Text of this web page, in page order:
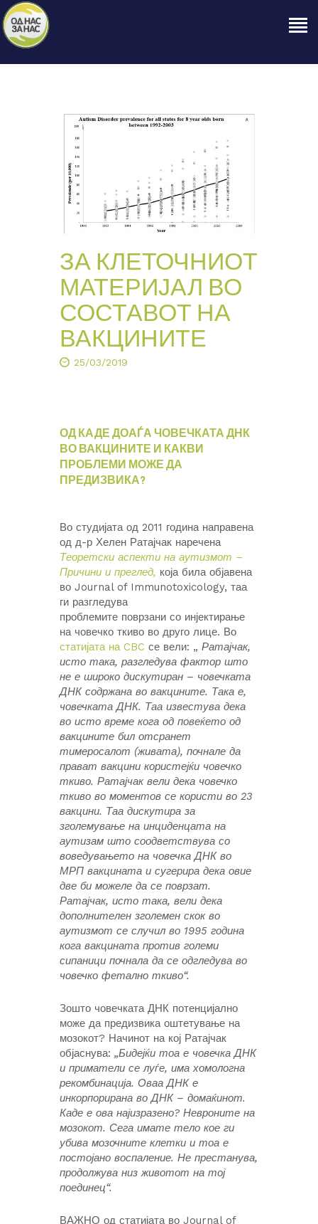
ЗА НАС
НАШЕ ПРАВО
ОБЈАВИ
ПРОЕКТИ
КОНТАКТ
ЗА КЛЕТОЧНИОТ
МАТЕРИЈАЛ ВО
СОСТАВОТ НА
ВАКЦИНИТЕ
25/03/2019
ОД КАДЕ ДОАЃА ЧОВЕЧКАТА ДНК
ВО ВАКЦИНИТЕ И КАКВИ
ПРОБЛЕМИ МОЖЕ ДА
ПРЕДИЗВИКА?
Во студијата од 2011 година направена
од д-р Хелен Ратајчак наречена
Теоретски аспекти на аутизмот –
Причини и преглед, која била објавена
во Journal of Immunotoxicology, таа
ги разгледува
проблемите поврзани со инјектирање
на човечко ткиво во друго лице. Во
статијата на CBC се вели: „ Ратајчак,
исто така, разгледува фактор што
не е широко дискутиран – човечката
ДНК содржана во вакцините. Така е,
човечката ДНК. Таа известува дека
во исто време кога од повеќето од
вакцините бил отсранет
тимеросалот (живата), почнале да
прават вакцини користејќи човечко
ткиво. Ратајчак вели дека човечко
ткиво во моментов се користи во 23
вакцини. Таа дискутира за
зголемување на инциденцата на
аутизам што соодветствува со
воведувањето на човечка ДНК во
МРП вакцината и сугерира дека овие
две би можеле да се поврзат.
Ратајчак, исто така, вели дека
дополнителен зголемен скок во
аутизмот се случил во 1995 година
кога вакцината против големи
сипаници почнала да се одгледува во
човечко фетално ткиво“.
Зошто човечката ДНК потенцијално
може да предизвика оштетување на
мозокот? Начинот на кој Ратајчак
објаснува: „Бидејќи тоа е човечка ДНК
и приматели се луѓе, има хомологна
рекомбинација. Оваа ДНК е
инкорпорирана во ДНК – домаќинот.
Каде е ова најизразено? Невроните на
мозокот. Сега имате тело кое ги
убива мозочните клетки и тоа е
постојано воспаление. Не престанува,
продолжува низ животот на тој
поединец“.
ВАЖНО од статијата во Journal of